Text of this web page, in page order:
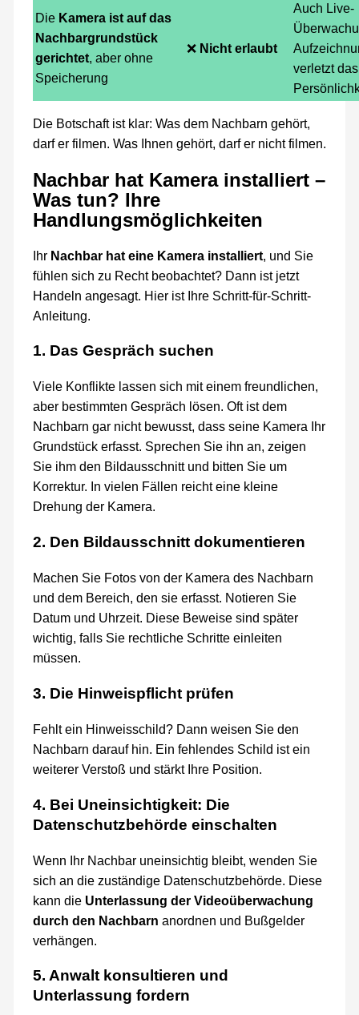
Die Kamera ist auf das
Nachbargrundstück
gerichtet, aber ohne
Speicherung
❌ Nicht erlaubt
Auch Live-
verletzt das
Die Botschaft ist klar: Was dem Nachbarn gehört,
darf er filmen. Was Ihnen gehört, darf er nicht filmen.
Nachbar hat Kamera installiert –
Was tun? Ihre
Handlungsmöglichkeiten
Ihr Nachbar hat eine Kamera installiert, und Sie
fühlen sich zu Recht beobachtet? Dann ist jetzt
Handeln angesagt. Hier ist Ihre Schritt-für-Schritt-
Anleitung.
1. Das Gespräch suchen
Viele Konflikte lassen sich mit einem freundlichen,
aber bestimmten Gespräch lösen. Oft ist dem
Nachbarn gar nicht bewusst, dass seine Kamera Ihr
Grundstück erfasst. Sprechen Sie ihn an, zeigen
Sie ihm den Bildausschnitt und bitten Sie um
Korrektur. In vielen Fällen reicht eine kleine
Drehung der Kamera.
2. Den Bildausschnitt dokumentieren
Machen Sie Fotos von der Kamera des Nachbarn
und dem Bereich, den sie erfasst. Notieren Sie
Datum und Uhrzeit. Diese Beweise sind später
wichtig, falls Sie rechtliche Schritte einleiten
müssen.
3. Die Hinweispflicht prüfen
Fehlt ein Hinweisschild? Dann weisen Sie den
Nachbarn darauf hin. Ein fehlendes Schild ist ein
weiterer Verstoß und stärkt Ihre Position.
4. Bei Uneinsichtigkeit: Die
Datenschutzbehörde einschalten
Wenn Ihr Nachbar uneinsichtig bleibt, wenden Sie
sich an die zuständige Datenschutzbehörde. Diese
kann die Unterlassung der Videoüberwachung
durch den Nachbarn anordnen und Bußgelder
verhängen.
5. Anwalt konsultieren und
Unterlassung fordern